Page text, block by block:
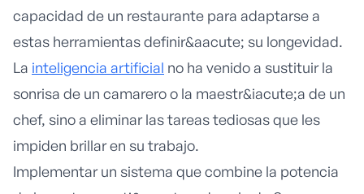
capacidad de un restaurante para adaptarse a
estas herramientas definir&aacute; su longevidad.
La inteligencia artificial no ha venido a sustituir la
sonrisa de un camarero o la maestr&iacute;a de un
chef, sino a eliminar las tareas tediosas que les
impiden brillar en su trabajo.
Implementar un sistema que combine la potencia